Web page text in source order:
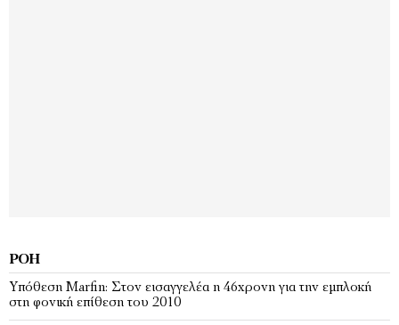
ΡΟΉ
Υπόθεση Marfin: Στον εισαγγελέα η 46χρονη για την εμπλοκή
στη φονική επίθεση του 2010